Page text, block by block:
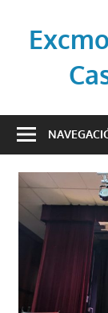
contenido
oficial
Ayuntamiento
de
Casariche
(Sevilla)